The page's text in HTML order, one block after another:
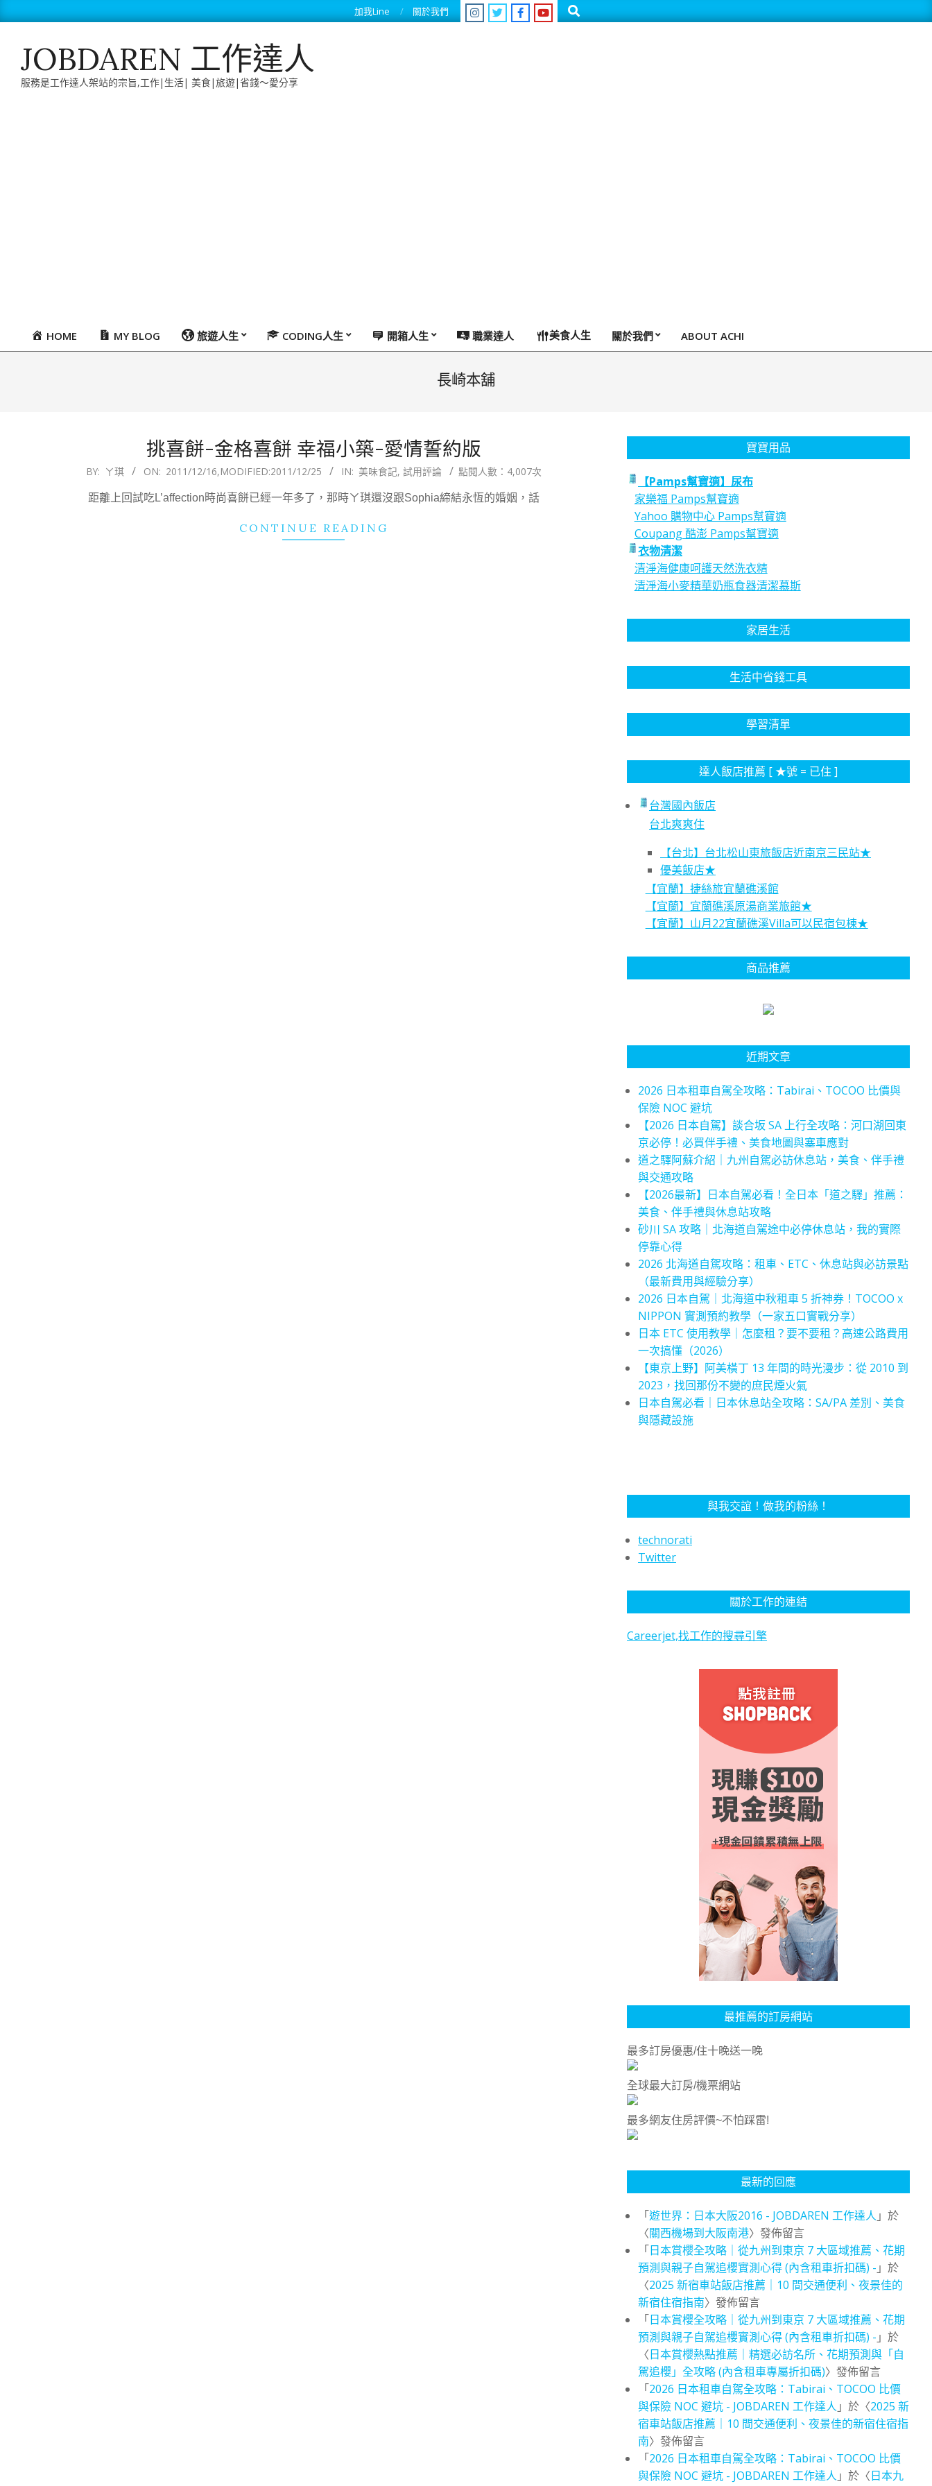
to
加我Line 關於我們 Search
JOBDAREN 工作達人
服務是工作達人架站的宗旨,工作|生活| 美食|旅遊|省錢～愛分享
PrimaryHOME MY BLOG 旅遊人生 CODING人生 開箱人生 職業達人 美食人生 關於我們 ABOUT ACHI
長崎本舖
挑喜餅-金格喜餅 幸福小築-愛情誓約版
BY: ㄚ琪 ON: 2011/12/16,MODIFIED:2011/12/25 IN: 美味食記, 試用評論 點閱人數：4,007次
距離上回試吃L’affection時尚喜餅已經一年多了，那時ㄚ琪還沒跟Sophia締結永恆的婚姻，話
CONTINUE READING
寶寶用品
【Pamps幫寶適】尿布
家樂福 Pamps幫寶適
Yahoo 購物中心 Pamps幫寶適
Coupang 酷澎 Pamps幫寶適
衣物清潔
清淨海健康呵護天然洗衣精
清淨海小麥精華奶瓶食器清潔慕斯
家居生活
生活中省錢工具
學習清單
達人飯店推薦 [ ★號 = 已住 ]
台灣國內飯店
台北爽爽住
【台北】台北松山東旅飯店近南京三民站★
優美飯店★
【宜蘭】捷絲旅宜蘭礁溪館
【宜蘭】宜蘭礁溪原湯商業旅館★
【宜蘭】山月22宜蘭礁溪Villa可以民宿包棟★
商品推薦
近期文章
2026 日本租車自駕全攻略：Tabirai、TOCOO 比價與
保險 NOC 避坑
【2026 日本自駕】談合坂 SA 上行全攻略：河口湖回東
京必停！必買伴手禮、美食地圖與塞車應對
道之驛阿蘇介紹｜九州自駕必訪休息站，美食、伴手禮
與交通攻略
【2026最新】日本自駕必看！全日本「道之驛」推薦：
美食、伴手禮與休息站攻略
砂川 SA 攻略｜北海道自駕途中必停休息站，我的實際
停靠心得
2026 北海道自駕攻略：租車、ETC、休息站與必訪景點
（最新費用與經驗分享）
2026 日本自駕｜北海道中秋租車 5 折神券！TOCOO x
NIPPON 實測預約教學（一家五口實戰分享）
日本 ETC 使用教學｜怎麼租？要不要租？高速公路費用
一次搞懂（2026）
【東京上野】阿美橫丁 13 年間的時光漫步：從 2010 到
2023，找回那份不變的庶民煙火氣
日本自駕必看｜日本休息站全攻略：SA/PA 差別、美食
與隱藏設施
與我交誼！做我的粉絲！
technorati
Twitter
關於工作的連結
Careerjet,找工作的搜尋引擎
最推薦的訂房網站
最多訂房優惠/住十晚送一晚
全球最大訂房/機票網站
最多網友住房評價~不怕踩雷!
最新的回應
「遊世界：日本大阪2016 - JOBDAREN 工作達人 」於
〈關西機場到大阪南港〉發佈留言
「日本賞櫻全攻略｜從九州到東京 7 大區域推薦、花期
預測與親子自駕追櫻實測心得 (內含租車折扣碼) - 」於
〈2025 新宿車站飯店推薦｜10 間交通便利、夜景佳的
新宿住宿指南〉發佈留言
「日本賞櫻全攻略｜從九州到東京 7 大區域推薦、花期
預測與親子自駕追櫻實測心得 (內含租車折扣碼) - 」於
〈日本賞櫻熱點推薦｜精選必訪名所、花期預測與「自
駕追櫻」全攻略 (內含租車專屬折扣碼)〉發佈留言
「2026 日本租車自駕全攻略：Tabirai、TOCOO 比價
與保險 NOC 避坑 - JOBDAREN 工作達人 」於〈2025 新
宿車站飯店推薦｜10 間交通便利、夜景佳的新宿住宿指
南〉發佈留言
「2026 日本租車自駕全攻略：Tabirai、TOCOO 比價
與保險 NOC 避坑 - JOBDAREN 工作達人 」於〈日本九